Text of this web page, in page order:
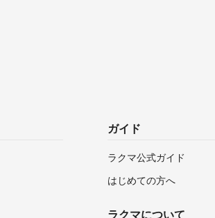
ガイド
ラクマ公式ガイド
はじめての方へ
ラクマについて